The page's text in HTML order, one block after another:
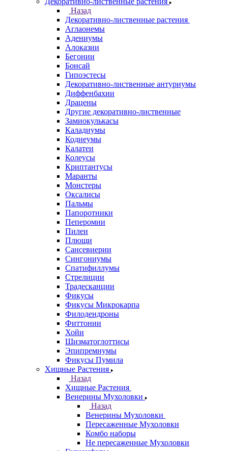
Назад
Декоративно-лиственные растения
Аглаонемы
Адениумы
Алоказии
Бегонии
Бонсай
Гипоэстесы
Декоративно-лиственные антуриумы
Диффенбахии
Драцены
Другие декоративно-лиственные
Замиокулькасы
Каладиумы
Кодиеумы
Калатеи
Колеусы
Криптантусы
Маранты
Монстеры
Оксалисы
Пальмы
Папоротники
Пеперомии
Пилеи
Плющи
Сансевиерии
Сингониумы
Спатифиллумы
Стрелиции
Традесканции
Фикусы
Фикусы Микрокарпа
Филодендроны
Фиттонии
Хойи
Шизматоглоттисы
Эпипремнумы
Фикусы Пумила
Хищные Растения
Назад
Хищные Растения
Венерины Мухоловки
Назад
Венерины Мухоловки
Пересаженные Мухоловки
Комбо наборы
Не пересаженные Мухоловки